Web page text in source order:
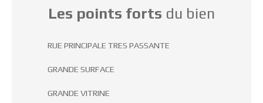
Les points forts du bien
RUE PRINCIPALE TRES PASSANTE
GRANDE SURFACE
GRANDE VITRINE